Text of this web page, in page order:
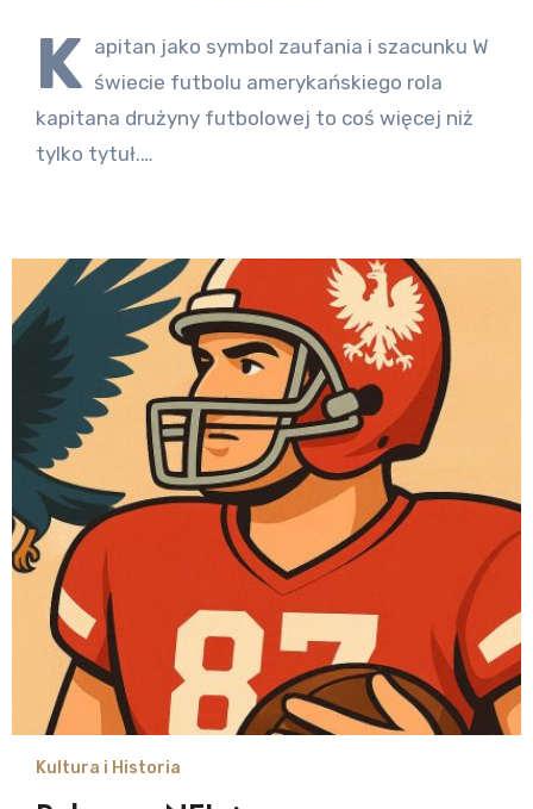
K apitan jako symbol zaufania i szacunku W
świecie futbolu amerykańskiego rola
kapitana drużyny futbolowej to coś więcej niż
tylko tytuł.…
Kultura i Historia